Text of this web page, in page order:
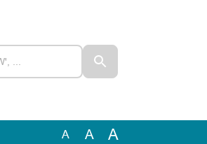
A A A